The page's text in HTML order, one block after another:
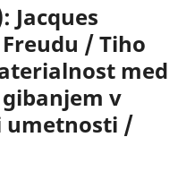
Jacques
/ Tiho
med
v
umetnosti /